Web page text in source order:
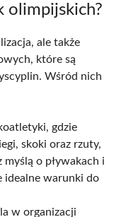
olimpijskich?
ale także
które są
Wśród nich
gdzie
skoki oraz rzuty,
o pływakach i
idealne warunki do
w organizacji